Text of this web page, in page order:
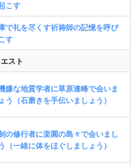
こす
で礼を尽くす祈祷師の記憶を呼び
す
スト
機嫌な地質学者に草原連峰で会いま
う（石磨きを手伝いましょう）
の修行者に楽園の島々で会いまし
（一緒に体をほぐしましょう）